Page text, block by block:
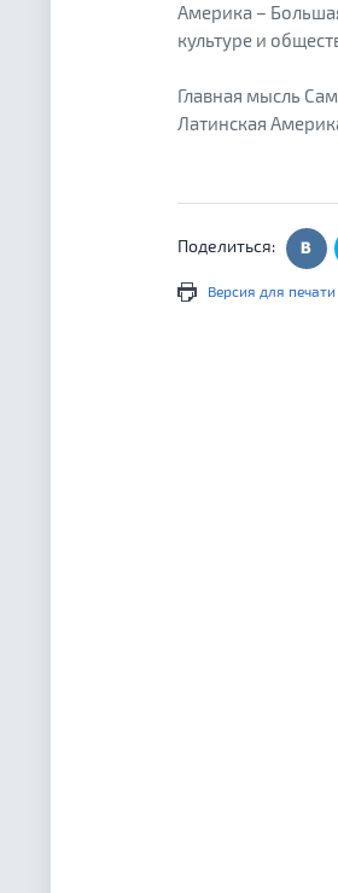
Америка –
культуре и
Главная мысль
Латинская
Поделиться:
Версия для печати